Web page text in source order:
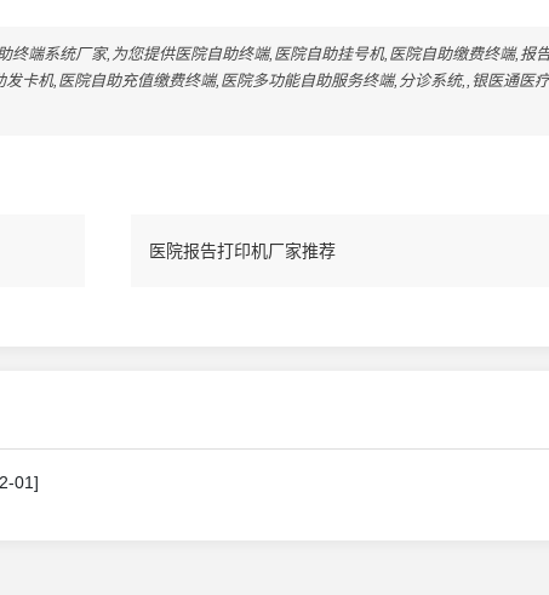
终端系统厂家,为您提供医院自助终端,医院自助挂号机,医院自助缴费终端,报
卡机,医院自助充值缴费终端,医院多功能自助服务终端,分诊系统,,银医通医
医院报告打印机厂家推荐
01]